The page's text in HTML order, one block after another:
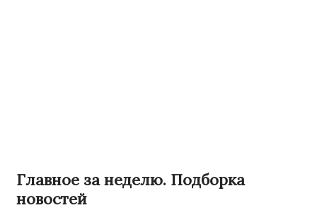
Главное за неделю. Подборка
новостей